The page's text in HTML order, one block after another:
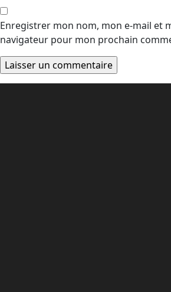
Enregistrer mon nom, mon e-mail et
navigateur pour mon prochain